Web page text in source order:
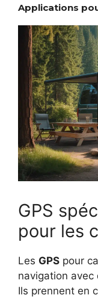
Applications
GPS
pour les
Les GPS pour
navigation
Ils prennent en